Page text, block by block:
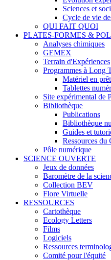
Sciences et
Cycle de vie
QUI FAIT QUOI
PLATES-FORMES &
Analyses chimiques
GEMEX
Terrain d'Expériences
Programmes à Long
Matériel en prêt
Tablettes
Site expérimental de
Bibliothèque
Publications
Bibliothèque
Guides et
Ressources du
Pôle numérique
SCIENCE OUVERTE
Jeux de données
Baromètre de la
Collection BEV
Flore Virtuelle
RESSOURCES
Cartothèque
Ecology Letters
Films
Logiciels
Ressources
Comité pour l'équité